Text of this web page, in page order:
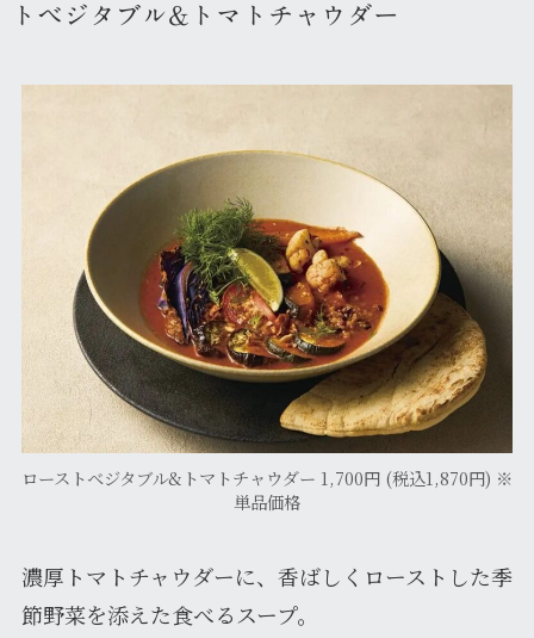
トベジタブル&トマトチャウダー
ローストベジタブル&トマトチャウダー 1,700円 (税込1,870円) ※
単品価格
濃厚トマトチャウダーに、香ばしくローストした季
節野菜を添えた食べるスープ。